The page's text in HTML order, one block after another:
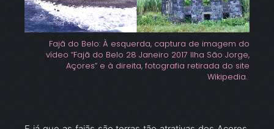
Fajã do Belo: À esquerda, captura de imagem do
vídeo “Fajã do Belo 28 Janeiro 2017 Ilha São Jorge,
Açores” e à direita, fotografia retirada do site
Wikipedia.